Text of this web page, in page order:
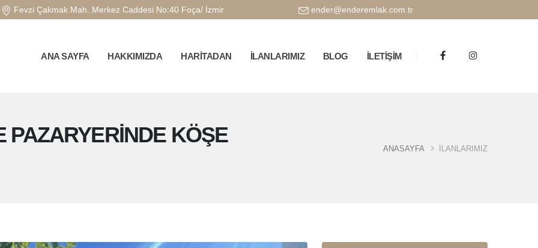
Fevzi Çakmak Mah. Merkez Caddesi No:40 Foça/ İzmir ender@enderemlak.com.tr
ANA SAYFA HAKKIMIZDA HARİTADAN İLANLARIMIZ BLOG İLETİŞİM
PAZARYERİNDE KÖŞE
ANASAYFA İLANLARIMIZ